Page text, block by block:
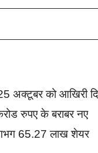
अक्टूबर को आखिरी
रुपए के बराबर नए
65.27 लाख शेयर